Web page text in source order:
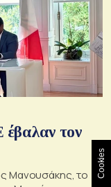
τον
Μανουσάκης, το
Cookies